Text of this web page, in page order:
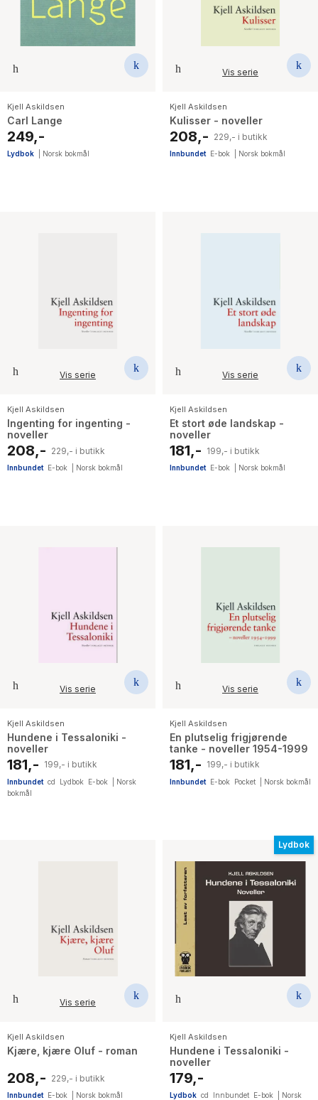
Kjell Askildsen
Carl Lange
249,-
Lydbok Norsk bokmål
Vis serie
Kjell Askildsen
Kulisser - noveller
208,- 229,- i butikk
Innbundet E-bok Norsk bokmål
Vis serie
Kjell Askildsen
Ingenting for ingenting -
noveller
208,- 229,- i butikk
Innbundet E-bok Norsk bokmål
Vis serie
Kjell Askildsen
Et stort øde landskap -
noveller
181,- 199,- i butikk
Innbundet E-bok Norsk bokmål
Vis serie
Kjell Askildsen
Hundene i Tessaloniki -
noveller
181,- 199,- i butikk
Innbundet cd Lydbok E-bok
Norsk
bokmål
Vis serie
Kjell Askildsen
En plutselig frigjørende
tanke - noveller 1954-1999
181,- 199,- i butikk
Innbundet E-bok Pocket Norsk bokmål
Vis serie
Kjell Askildsen
Kjære, kjære Oluf - roman
208,- 229,- i butikk
Innbundet E-bok Norsk bokmål
Lydbok
Kjell Askildsen
Hundene i Tessaloniki -
noveller
179,-
Lydbok cd Innbundet E-bok
Norsk